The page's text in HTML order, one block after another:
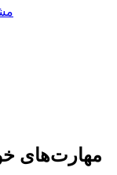
مهارت‌های